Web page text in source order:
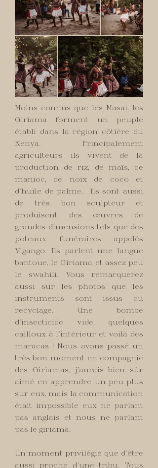
Moins connus que les Masaï, les
Giriama forment un peuple
établi dans la région côtière du
Kenya. Principalement
agriculteurs ils vivent de la
production de riz, de maïs, de
manioc, de noix de coco et
d’huile de palme. Ils sont aussi
de très bon sculpteur et
produisent des œuvres de
grandes dimensions tels que des
poteaux funéraires appelés
Vigango. Ils parlent une langue
bantoue, le Giriama et assez peu
le swahili. Vous remarquerez
aussi sur les photos que les
instruments sont issus du
recyclage. Une bombe
d’insecticide vide, quelques
cailloux à l’intérieur et voilà des
maracas ! Nous avons passé un
très bon moment en compagnie
des Giriamas, j’aurais bien sûr
aimé en apprendre un peu plus
sur eux, mais la communication
était impossible eux ne parlant
pas anglais et nous ne parlant
pas le giriama.
Un moment privilégié que d’être
aussi proche d’une tribu. Tous